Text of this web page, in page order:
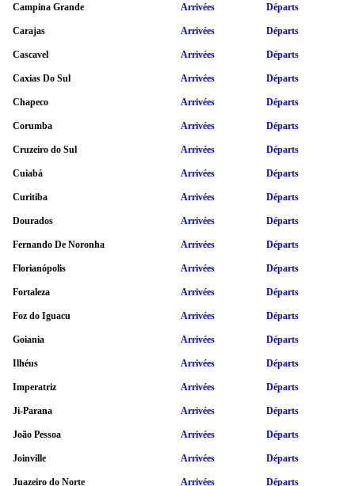
Campina Grande Arrivées Départs
Carajas Arrivées Départs
Cascavel Arrivées Départs
Caxias Do Sul Arrivées Départs
Chapeco Arrivées Départs
Corumba Arrivées Départs
Cruzeiro do Sul Arrivées Départs
Cuiabá Arrivées Départs
Curitiba Arrivées Départs
Dourados Arrivées Départs
Fernando De Noronha Arrivées Départs
Florianópolis Arrivées Départs
Fortaleza Arrivées Départs
Foz do Iguacu Arrivées Départs
Goiania Arrivées Départs
Ilhéus Arrivées Départs
Imperatriz Arrivées Départs
Ji-Parana Arrivées Départs
João Pessoa Arrivées Départs
Joinville Arrivées Départs
Juazeiro do Norte Arrivées Départs